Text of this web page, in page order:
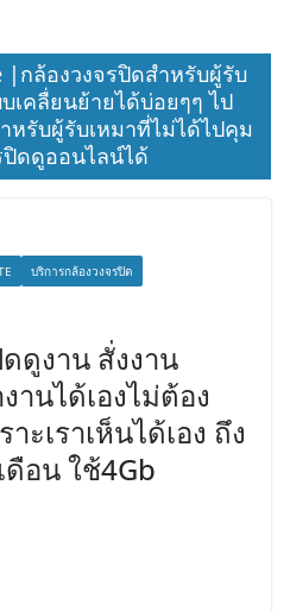
|กล้องวงจรปิดสำหรับผู้รับ
เคลื่ยนย้ายได้บ่อยๆๆ ไป
หรับผู้รับเหมาที่ไม่ได้ไปคุม
ปิดดูออนไลน์ได้
บริการกล้องวงจรปิด
ดูงาน สั่งงาน
านได้เองไม่ต้อง
ะเราเห็นได้เอง ถึง
ดือน ใช้4Gb